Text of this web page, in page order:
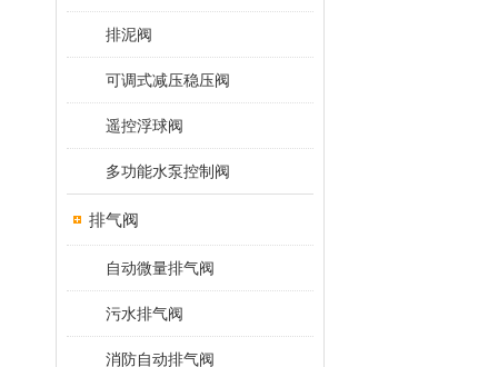
排泥阀
可调式减压稳压阀
遥控浮球阀
多功能水泵控制阀
排气阀
自动微量排气阀
污水排气阀
消防自动排气阀